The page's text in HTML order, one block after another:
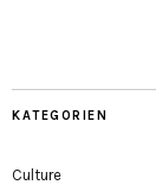
KATEGORIEN
Culture